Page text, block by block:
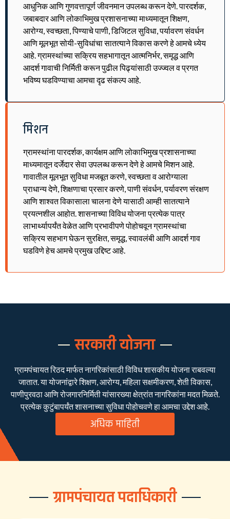
आधुनिक आणि गुणवत्तापूर्ण जीवनमान उपलब्ध करून देणे. पारदर्शक,
जबाबदार आणि लोकाभिमुख प्रशासनाच्या माध्यमातून शिक्षण,
आरोग्य, स्वच्छता, पिण्याचे पाणी, डिजिटल सुविधा, पर्यावरण संवर्धन
आणि मूलभूत सोयी-सुविधांचा सातत्याने विकास करणे हे आमचे ध्येय
आहे. ग्रामस्थांच्या सक्रिय सहभागातून आत्मनिर्भर, समृद्ध आणि
आदर्श गावाची निर्मिती करून पुढील पिढ्यांसाठी उज्ज्वल व प्रगत
भविष्य घडविण्याचा आमचा दृढ संकल्प आहे.
मिशन
ग्रामस्थांना पारदर्शक, कार्यक्षम आणि लोकाभिमुख प्रशासनाच्या
माध्यमातून दर्जेदार सेवा उपलब्ध करून देणे हे आमचे मिशन आहे.
गावातील मूलभूत सुविधा मजबूत करणे, स्वच्छता व आरोग्याला
प्राधान्य देणे, शिक्षणाचा प्रसार करणे, पाणी संवर्धन, पर्यावरण संरक्षण
आणि शाश्वत विकासाला चालना देणे यासाठी आम्ही सातत्याने
प्रयत्नशील आहोत. शासनाच्या विविध योजना प्रत्येक पात्र
लाभार्थ्यापर्यंत वेळेत आणि प्रभावीपणे पोहोचवून ग्रामस्थांचा
सक्रिय सहभाग घेऊन सुरक्षित, समृद्ध, स्वावलंबी आणि आदर्श गाव
घडविणे हेच आमचे प्रमुख उद्दिष्ट आहे.
सरकारी योजना
ग्रामपंचायत रिठद मार्फत नागरिकांसाठी विविध शासकीय योजना राबवल्या
जातात. या योजनांद्वारे शिक्षण, आरोग्य, महिला सक्षमीकरण, शेती विकास,
पाणीपुरवठा आणि रोजगारनिर्मिती यांसारख्या क्षेत्रांत नागरिकांना मदत मिळते.
प्रत्येक कुटुंबापर्यंत शासनाच्या सुविधा पोहोचवणे हा आमचा उद्देश आहे.
अधिक माहिती
ग्रामपंचायत पदाधिकारी